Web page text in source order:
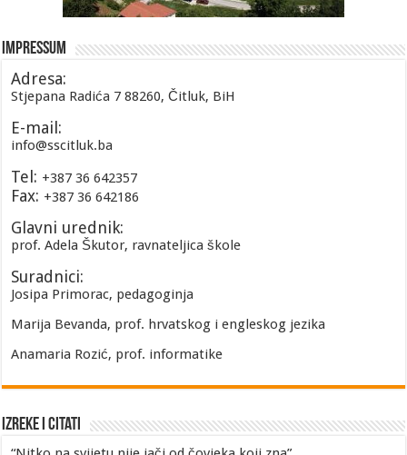
Impressum
Adresa:
Stjepana Radića 7 88260, Čitluk, BiH
E-mail:
info@sscitluk.ba
Tel: +387 36 642357
Fax: +387 36 642186
Glavni urednik:
prof. Adela Škutor, ravnateljica škole
Suradnici:
Josipa Primorac, pedagoginja
Marija Bevanda, prof. hrvatskog i engleskog jezika
Anamaria Rozić, prof. informatike
Izreke i Citati